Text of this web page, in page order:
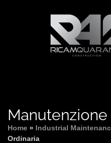
Home » Industrial
Ordinaria